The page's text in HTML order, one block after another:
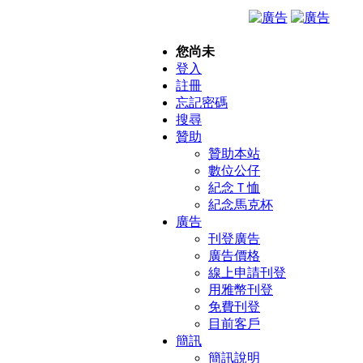
您尚未
登入
註冊
忘記密碼
搜尋
贊助
贊助本站
數位公仔
紀念Ｔ恤
紀念馬克杯
廣告
刊登廣告
廣告價格
線上申請刊登
用雅幣刊登
免費刊登
目前客戶
簡訊
簡訊說明